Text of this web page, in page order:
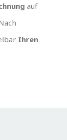
auf
Ihren